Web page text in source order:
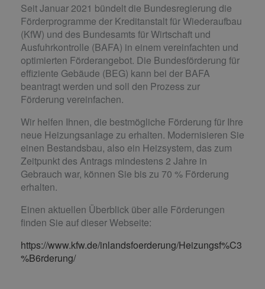
Seit Januar 2021 bündelt die Bundesregierung die
Förderprogramme der Kreditanstalt für Wiederaufbau
(KfW) und des Bundesamts für Wirtschaft und
Ausfuhrkontrolle (BAFA) in einem vereinfachten und
optimierten Förderangebot. Die Bundesförderung für
effiziente Gebäude (BEG) kann bei der BAFA
beantragt werden und soll den Prozess zur
Förderung vereinfachen.
Wir helfen Ihnen, die bestmögliche Förderung für Ihre
neue Heizungsanlage zu erhalten. Modernisieren Sie
einen Bestandsbau, also ein Heizsystem, das zum
Zeitpunkt des Antrags mindestens 2 Jahre in
Gebrauch war, können Sie bis zu 70 % Förderung
erhalten.
Einen aktuellen Überblick über alle Förderungen
finden Sie auf dieser Webseite:
https://www.kfw.de/inlandsfoerderung/Heizungsf%C3
%B6rderung/